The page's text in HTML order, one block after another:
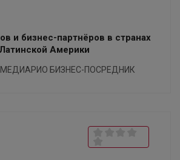
и бизнес-партнёров в странах
Латинской Америки
БИЗНЕС-ПОСРЕДНИК